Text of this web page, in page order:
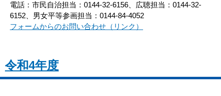
電話：市民自治担当：0144-32-6156、広聴担当：0144-32-
6152、男女平等参画担当：0144-84-4052
フォームからのお問い合わせ（リンク）
令和4年度